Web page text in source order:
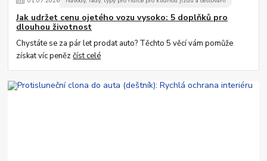
Jak udržet cenu ojetého vozu vysoko: 5 doplňků pro
dlouhou životnost
Chystáte se za pár let prodat auto? Těchto 5 věcí vám pomůže
získat víc penězčíst celé